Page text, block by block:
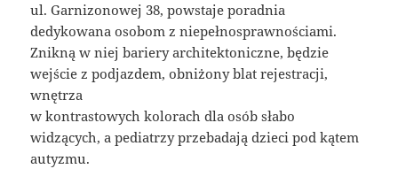
ul. Garnizonowej 38, powstaje poradnia
dedykowana osobom z niepełnosprawnościami.
Znikną w niej bariery architektoniczne, będzie
wejście z podjazdem, obniżony blat rejestracji,
wnętrza
w kontrastowych kolorach dla osób słabo
widzących, a pediatrzy przebadają dzieci pod kątem
autyzmu.